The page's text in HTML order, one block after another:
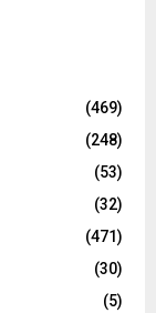
(469)
(248)
(53)
(32)
(471)
(30)
(5)